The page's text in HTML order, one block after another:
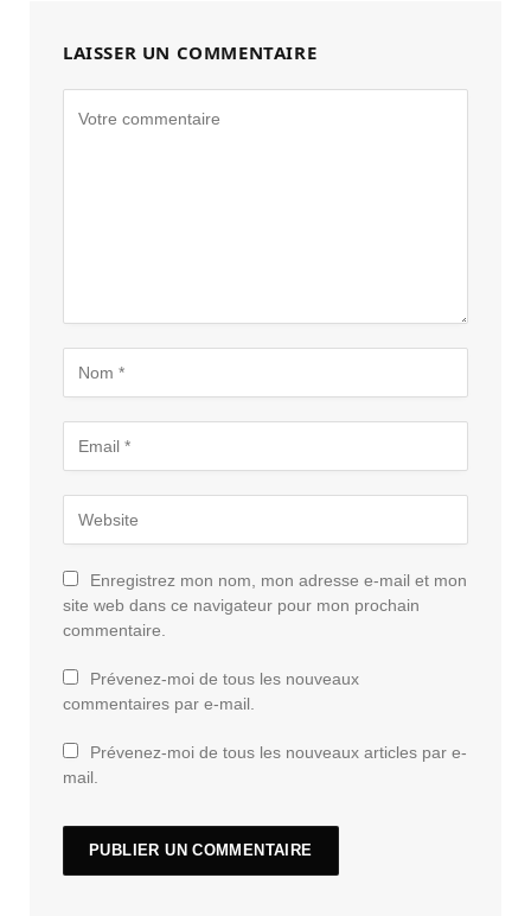
LAISSER UN COMMENTAIRE
Enregistrez mon nom, mon adresse e-mail et mon
site web dans ce navigateur pour mon prochain
commentaire.
Prévenez-moi de tous les nouveaux
commentaires par e-mail.
Prévenez-moi de tous les nouveaux articles par e-
mail.